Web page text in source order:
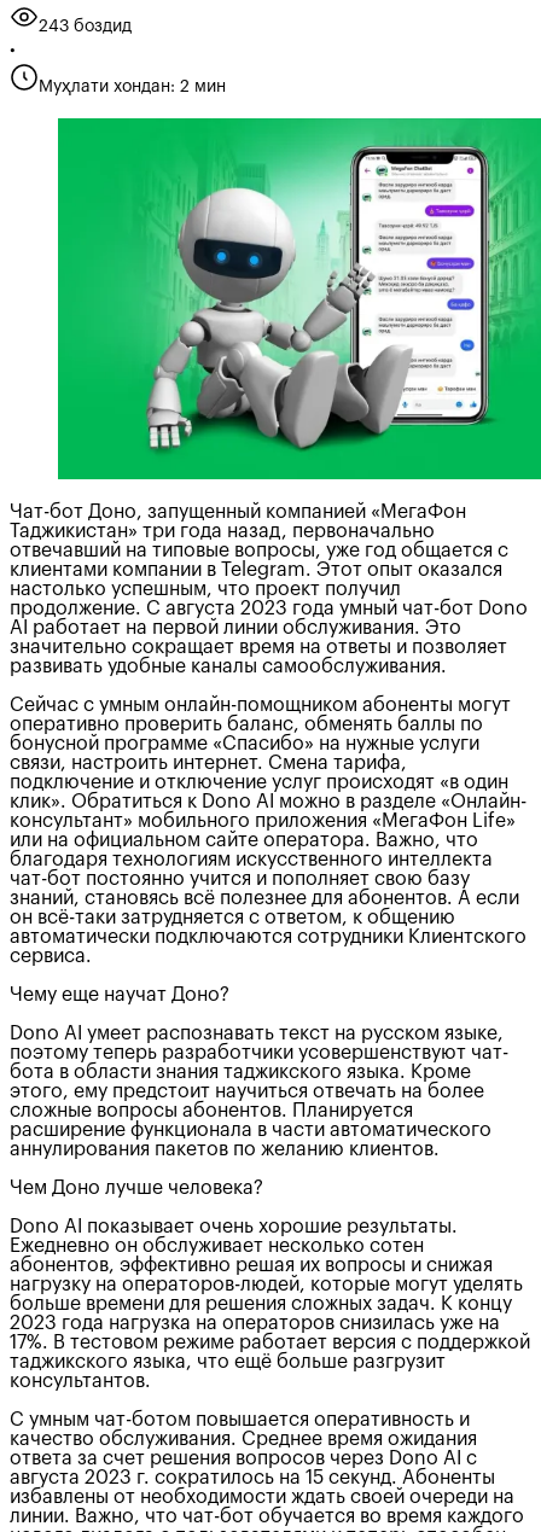
243 боздид
•
Муҳлати хондан: 2 мин
Чат-бот Доно, запущенный компанией «МегаФон
Таджикистан» три года назад, первоначально
отвечавший на типовые вопросы, уже год общается с
клиентами компании в Telegram. Этот опыт оказался
настолько успешным, что проект получил
продолжение. С августа 2023 года умный чат-бот Dono
AI работает на первой линии обслуживания. Это
значительно сокращает время на ответы и позволяет
развивать удобные каналы самообслуживания.
Сейчас с умным онлайн-помощником абоненты могут
оперативно проверить баланс, обменять баллы по
бонусной программе «Спасибо» на нужные услуги
связи, настроить интернет. Смена тарифа,
подключение и отключение услуг происходят «в один
клик». Обратиться к Dono AI можно в разделе «Онлайн-
консультант» мобильного приложения «МегаФон Life»
или на официальном сайте оператора. Важно, что
благодаря технологиям искусственного интеллекта
чат-бот постоянно учится и пополняет свою базу
знаний, становясь всё полезнее для абонентов. А если
он всё-таки затрудняется с ответом, к общению
автоматически подключаются сотрудники Клиентского
сервиса.
Чему еще научат Доно?
Dono AI умеет распознавать текст на русском языке,
поэтому теперь разработчики усовершенствуют чат-
бота в области знания таджикского языка. Кроме
этого, ему предстоит научиться отвечать на более
сложные вопросы абонентов. Планируется
расширение функционала в части автоматического
аннулирования пакетов по желанию клиентов.
Чем Доно лучше человека?
Dono AI показывает очень хорошие результаты.
Ежедневно он обслуживает несколько сотен
абонентов, эффективно решая их вопросы и снижая
нагрузку на операторов-людей, которые могут уделять
больше времени для решения сложных задач. К концу
2023 года нагрузка на операторов снизилась уже на
17%. В тестовом режиме работает версия с поддержкой
таджикского языка, что ещё больше разгрузит
консультантов.
С умным чат-ботом повышается оперативность и
качество обслуживания. Среднее время ожидания
ответа за счет решения вопросов через Dono AI с
августа 2023 г. сократилось на 15 секунд. Абоненты
избавлены от необходимости ждать своей очереди на
линии. Важно, что чат-бот обучается во время каждого